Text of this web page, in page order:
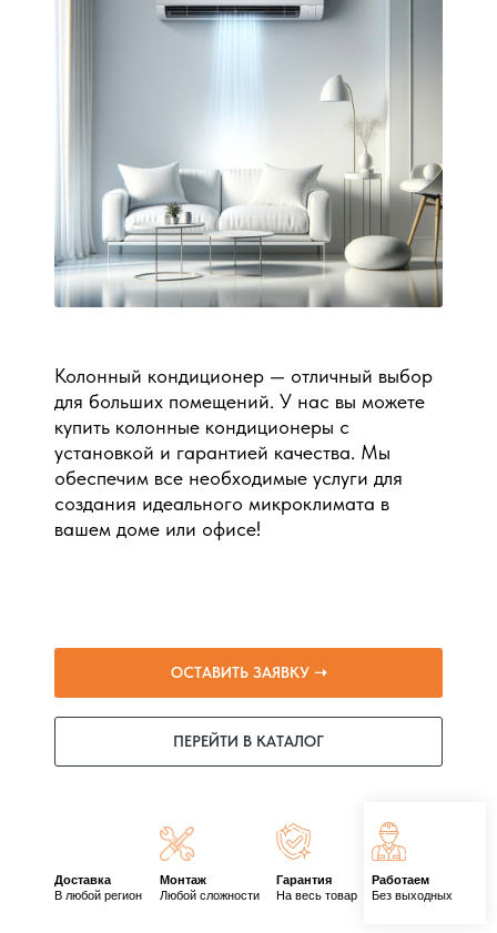
Колонный кондиционер — отличный выбор
для больших помещений. У нас вы можете
купить колонные кондиционеры с
установкой и гарантией качества. Мы
обеспечим все необходимые услуги для
создания идеального микроклимата в
вашем доме или офисе!
ОСТАВИТЬ ЗАЯВКУ ➝
ПЕРЕЙТИ В КАТАЛОГ
Доставка
В любой регион
Монтаж
Любой сложности
Гарантия
На весь товар
Работаем
Без выходных